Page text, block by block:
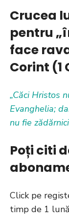
Crucea
pentru
face
Corint (1
„Căci Hristos
Evanghelia;
nu fie
Poți citi
Click pe
timp de 1